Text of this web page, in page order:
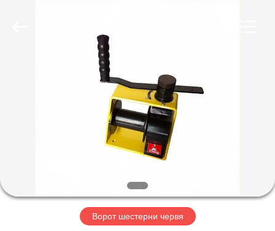
НАС
Ворот шестерни червя